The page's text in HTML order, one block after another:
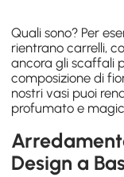
Quali sono? Per
rientrano carrelli,
ancora gliscaffali
composizione di
nostrivasi puoi
profumato e
Design a